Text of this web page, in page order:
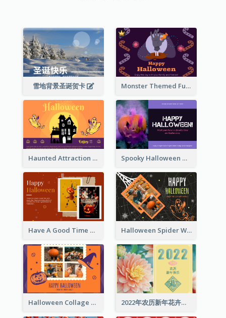
雪地背景圣诞贺卡 Monster Themed Fun Halloween Greeting Card
Haunted Attraction Themed Halloween Card Spooky Halloween Greeting Card
Have A Good Time This Halloween Greeting Card Halloween Spider Web Greeting Card
Halloween Collage Greeting Card 2022年农历新年花卉照片贺卡